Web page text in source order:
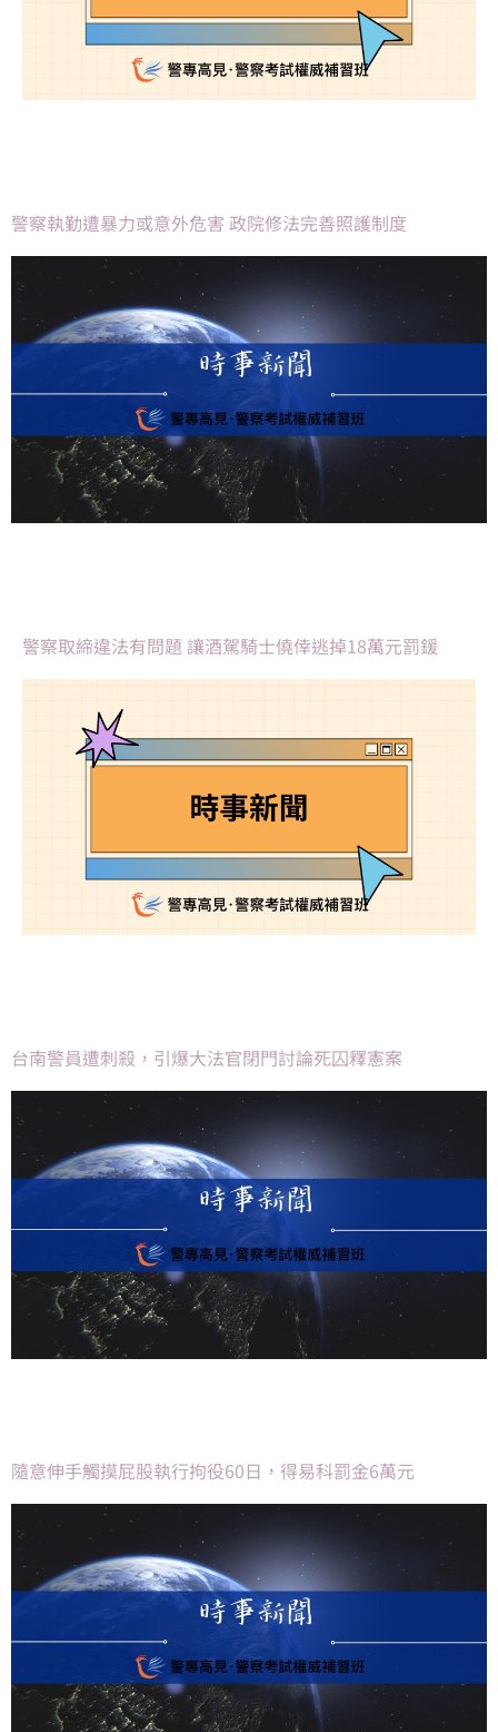
警察執勤遭暴力或意外危害 政院修法完善照護制度
警察取締違法有問題 讓酒駕騎士僥倖逃掉18萬元罰鍰
台南警員遭刺殺，引爆大法官閉門討論死囚釋憲案
隨意伸手觸摸屁股執行拘役60日，得易科罰金6萬元